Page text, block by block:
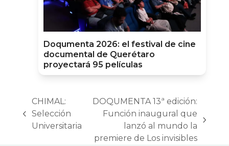
Doqumenta 2026: el festival de cine
documental de Querétaro
proyectará 95 películas
previous
post:
CHIMAL:
Selección
Universitaria
post:
DOQUMENTA 13ª edición:
Función inaugural que
lanzó al mundo la
premiere de Los invisibles